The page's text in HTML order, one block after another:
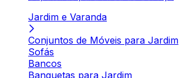
Jardim e Varanda
Conjuntos de Móveis para Jardim
Sofás
Bancos
Banquetas para Jardim